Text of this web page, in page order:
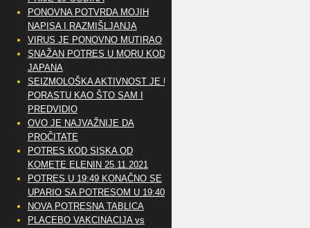
PONOVNA POTVRDA MOJIH
NAPISA I RAZMIŠLJANJA
VIRUS JE PONOVNO MUTIRAO
SNAŽAN POTRES U MORU KOD
JAPANA
SEIZMOLOŠKA AKTIVNOST JE U
PORASTU KAO ŠTO SAM I
PREDVIDIO
OVO JE NAJVAŽNIJE DA
PROČITATE
POTRES KOD SISKA OD
KOMETE ELENIN 25.11.2021
POTRES U 19:49 KONAČNO SE
UPARIO SA POTRESOM U 19:40
NOVA POTRESNA TABLICA
PLACEBO VAKCINACIJA vs